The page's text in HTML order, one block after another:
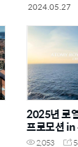
2024.05.27
2025년 로
프로모션 in
2,053